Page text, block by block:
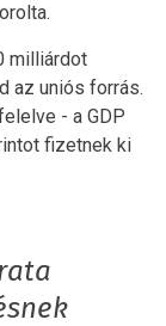
milliárdot
az uniós forrás.
- a GDP
fizetnek ki